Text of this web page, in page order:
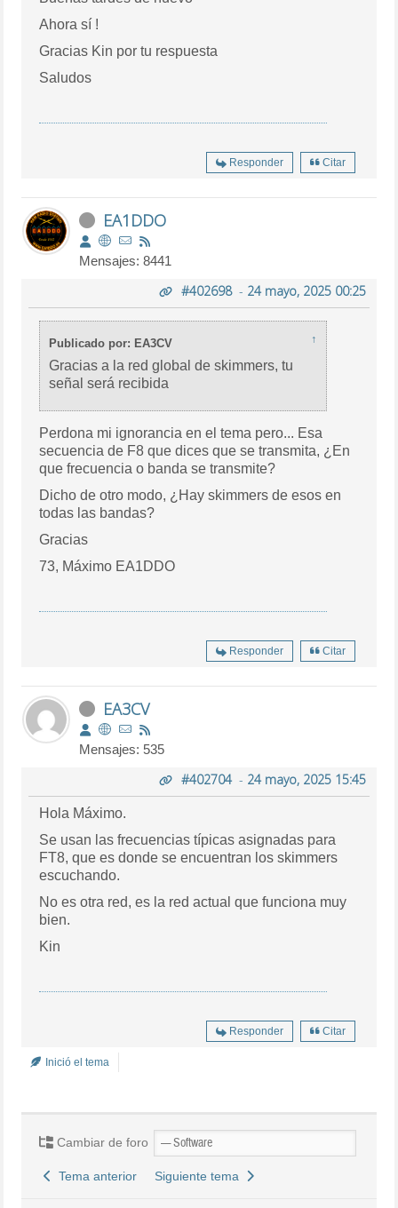
Ahora sí !
Gracias Kin por tu respuesta
Saludos
Responder Citar
EA1DDO
Mensajes: 8441
#402698- 24 mayo, 2025 00:25
Publicado por: EA3CV ↑
Gracias a la red global de skimmers, tu
señal será recibida
Perdona mi ignorancia en el tema pero... Esa
secuencia de F8 que dices que se transmita, ¿En
que frecuencia o banda se transmite?
Dicho de otro modo, ¿Hay skimmers de esos en
todas las bandas?
Gracias
73, Máximo EA1DDO
Responder Citar
EA3CV
Mensajes: 535
#402704- 24 mayo, 2025 15:45
Hola Máximo.
Se usan las frecuencias típicas asignadas para
FT8, que es donde se encuentran los skimmers
escuchando.
No es otra red, es la red actual que funciona muy
bien.
Kin
Responder Citar
Inició el tema
Cambiar de foro
Tema anterior Siguiente tema